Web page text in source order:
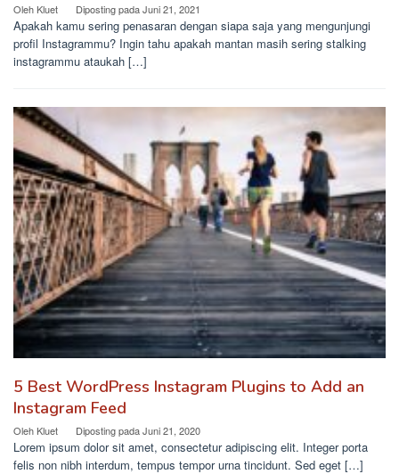
Oleh Kluet Diposting padaJuni 21, 2021
Apakah kamu sering penasaran dengan siapa saja yang mengunjungi
profil Instagrammu? Ingin tahu apakah mantan masih sering stalking
instagrammu ataukah […]
5 Best WordPress Instagram Plugins to Add an
Instagram Feed
Oleh Kluet Diposting padaJuni 21, 2020
Lorem ipsum dolor sit amet, consectetur adipiscing elit. Integer porta
felis non nibh interdum, tempus tempor urna tincidunt. Sed eget […]